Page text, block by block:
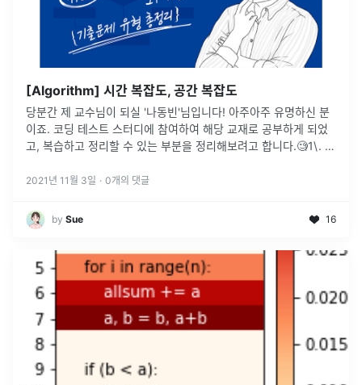
[Algorithm] 시간 복잡도, 공간 복잡도
당분간 제 교수님이 되실 '나동빈'님입니다! 아주아주 유명하신 분
이죠. 코딩 테스트 스터디에 참여하여 해당 교재로 공부하게 되었
고, 복습하고 정리할 수 있는 부분을 정리해보려고 합니다.🧐1\. 코
테스트 ...
2021년 11월 3일 · 0개의 댓글
by Sue 16